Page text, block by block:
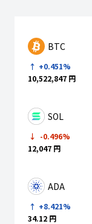
BTC
+0.451%
10,522,847 円
SOL
-0.496%
12,047 円
ADA
+8.421%
34.12 円